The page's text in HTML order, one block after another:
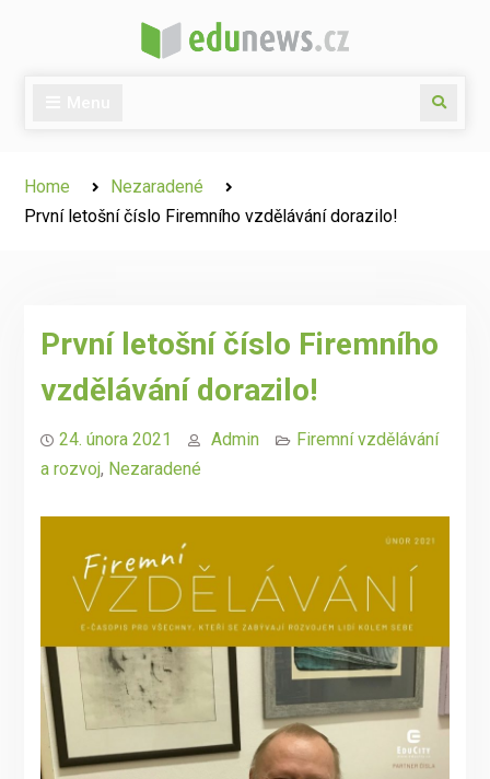
Search
Home
Nezaradené
První letošní číslo Firemního vzdělávání dorazilo!
První letošní číslo Firemního
vzdělávání dorazilo!
24. února 2021 Admin
Firemní vzdělávání
a rozvoj, Nezaradené